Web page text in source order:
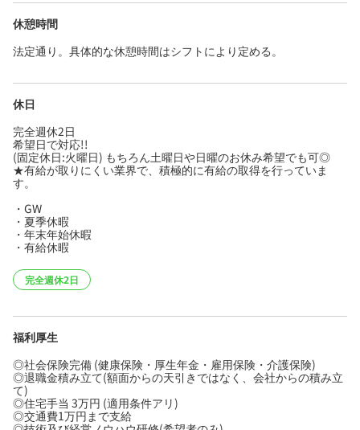
休憩時間
法定通り。具体的な休憩時間はシフトにより定める。
休日
完全週休2日
希望日で対応!!
(固定休日:火曜日) もちろん土曜日や日曜のお休み希望でも可◎
★有給が取りにくい業界で、積極的に有給の取得を行っていま
す。
・GW
・夏季休暇
・年末年始休暇
・有給休暇
完全週休2日
福利厚生
◎社会保険完備 (健康保険・厚生年金・雇用保険・介護保険)
◎退職金積み立て(額面からの天引きではなく、会社からの積み立
て)
◎住宅手当 3万円 (適用条件アリ)
◎交通費1万円まで支給